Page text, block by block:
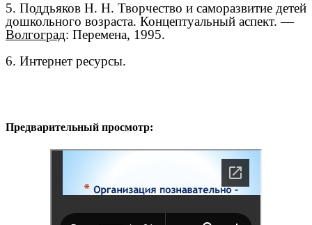
5. Поддьяков Н. Н. Творчество и саморазвитие детей
дошкольного возраста. Концептуальный аспект. —
Волгоград: Перемена, 1995.
6. Интернет ресурсы.
Предварительный просмотр: